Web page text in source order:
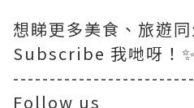
想睇更多美食、旅遊
Subscribe 我哋呀！✨
Follow us